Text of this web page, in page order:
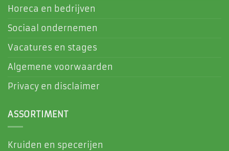
Horeca en bedrijven
Sociaal ondernemen
Vacatures en stages
Algemene voorwaarden
Privacy en disclaimer
ASSORTIMENT
Kruiden en specerijen